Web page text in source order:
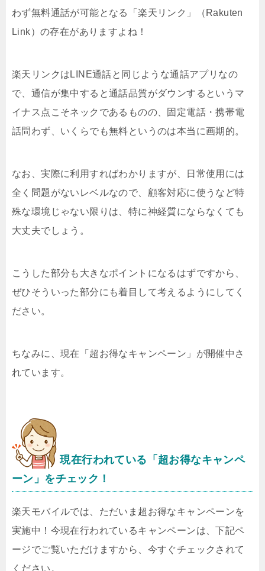
わず無料通話が可能となる「楽天リンク」（Rakuten
Link）の存在がありますよね！
楽天リンクはLINE通話と同じような通話アプリなの
で、通信が集中すると通話品質がダウンするというマ
イナス点こそネックであるものの、固定電話・携帯電
話問わず、いくらでも無料というのは本当に画期的。
なお、実際に利用すればわかりますが、日常使用には
全く問題がないレベルなので、顧客対応に使うなど特
殊な環境じゃない限りは、特に神経質にならなくても
大丈夫でしょう。
こうした部分も大きなポイントになるはずですから、
ぜひそういった部分にも着目して考えるようにしてく
ださい。
ちなみに、現在「超お得なキャンペーン」が開催中さ
れています。
現在行われている「超お得なキャンペ
ーン」をチェック！
楽天モバイルでは、ただいま超お得なキャンペーンを
実施中！今現在行われているキャンペーンは、下記ペ
ージでご覧いただけますから、今すぐチェックされて
ください。